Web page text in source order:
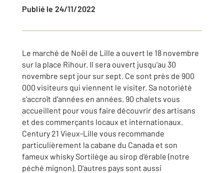
Publié le 24/11/2022
Le marché de Noël de Lille a ouvert le 18 novembre
sur la place Rihour. Il sera ouvert jusqu'au 30
novembre sept jour sur sept. Ce sont près de 900
000 visiteurs qui viennent le visiter. Sa notoriété
s'accroît d'années en années. 90 chalets vous
accueillent pour vous faire découvrir des artisans
et des commerçants locaux et internationaux.
Century 21 Vieux-Lille vous recommande
particulièrement la cabane du Canada et son
fameux whisky Sortilège au sirop d'érable (notre
péché mignon). D'autres pays sont aussi